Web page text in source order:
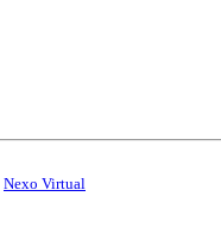
Nexo Virtual